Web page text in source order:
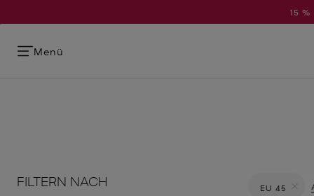
15
Menü
FILTERN NACH
EU 45